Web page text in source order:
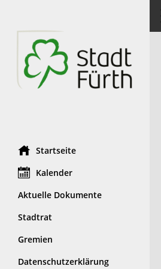
Startseite
Kalender
Aktuelle Dokumente
Stadtrat
Gremien
Datenschutzerklärung